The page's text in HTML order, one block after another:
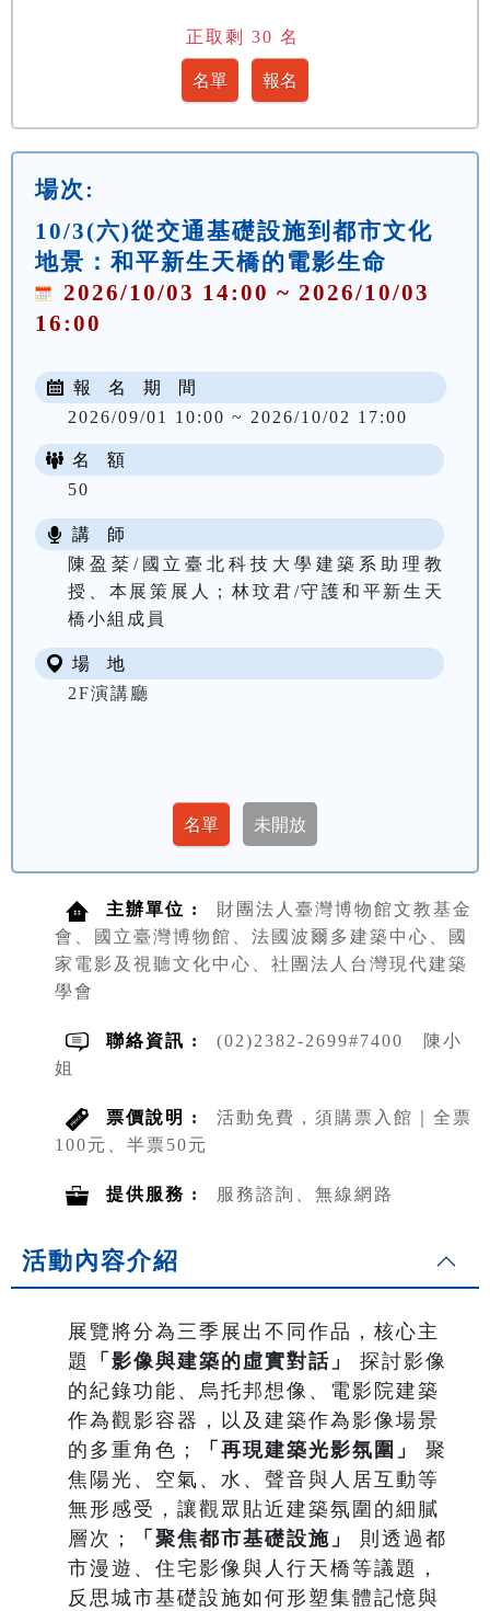
正取剩 30 名
場次:
10/3(六)從交通基礎設施到都市文化
地景：和平新生天橋的電影生命
2026/10/03 14:00 ~ 2026/10/03
16:00
報 名 期 間
2026/09/01 10:00 ~ 2026/10/02 17:00
名 額
50
講 師
陳盈棻/國立臺北科技大學建築系助理教
授、本展策展人；林玟君/守護和平新生天
橋小組成員
場 地
2F演講廳
主辦單位 :
財團法人臺灣博物館文教基金
會、國立臺灣博物館、法國波爾多建築中心、國
家電影及視聽文化中心、社團法人台灣現代建築
學會
聯絡資訊 :
(02)2382-2699#7400 陳小
姐
票價說明 :
活動免費，須購票入館｜全票
100元、半票50元
提供服務 : 服務諮詢、無線網路
活動內容介紹
展覽將分為三季展出不同作品，核心主
題
「影像與建築的虛實對話」
探討影像
的紀錄功能、烏托邦想像、電影院建築
作為觀影容器，以及建築作為影像場景
的多重角色；
「再現建築光影氛圍」
聚
焦陽光、空氣、水、聲音與人居互動等
無形感受，讓觀眾貼近建築氛圍的細膩
層次；
「聚焦都市基礎設施」
則透過都
市漫遊、住宅影像與人行天橋等議題，
反思城市基礎設施如何形塑集體記憶與